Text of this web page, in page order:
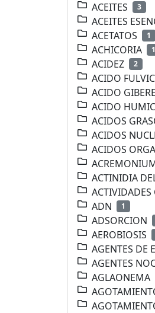
ACEITES 3
ACEITES
ACETATOS 1
ACHICORIA 1
ACIDEZ 2
ACIDO
ACIDO
ACIDO
ACIDOS
ACIDOS
ACIDOS
ACTINIDIA
ACTIVIDADES
ADN 1
ADSORCION
AEROBIOSIS
AGENTES DE
AGENTES
AGLAONEMA